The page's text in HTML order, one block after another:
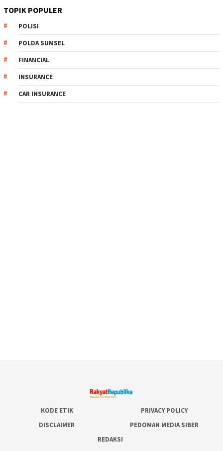
TOPIK POPULER
POLISI
POLDA SUMSEL
FINANCIAL
INSURANCE
CAR INSURANCE
KODE ETIK
PRIVACY POLICY
DISCLAIMER
PEDOMAN MEDIA SIBER
REDAKSI